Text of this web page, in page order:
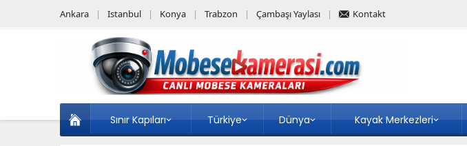
Ankara Istanbul Konya Trabzon Çambaşı Yaylası Kontakt
Sınır Kapıları Türkiye Dünya Kayak Merkezleri